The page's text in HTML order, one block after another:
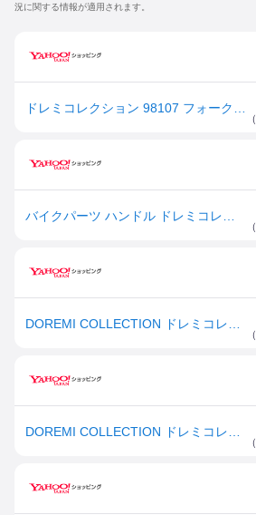
況に関する情報が適用されます。
（
（
（
（